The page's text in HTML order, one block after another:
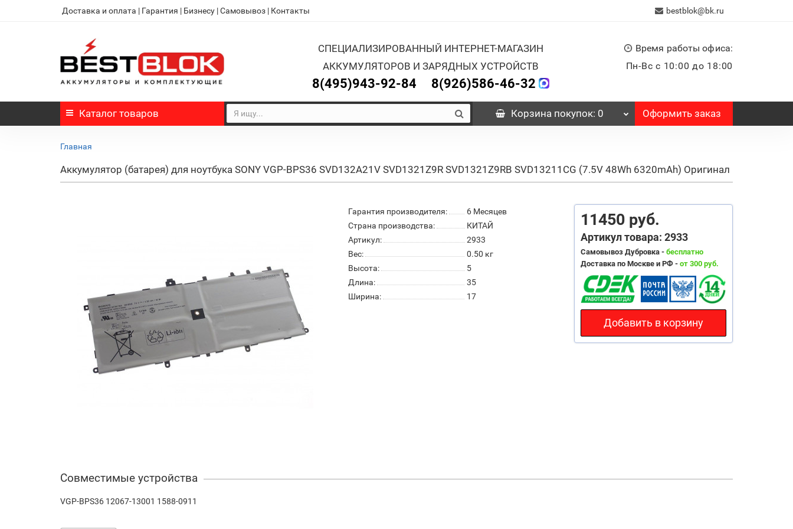
Доставка и оплата | Гарантия | Бизнесу |Самовывоз | Контакты bestblok@bk.ru
СПЕЦИАЛИЗИРОВАННЫЙ ИНТЕРНЕТ-МАГАЗИН
АККУМУЛЯТОРОВ И ЗАРЯДНЫХ УСТРОЙСТВ
8(495)943-92-84 8(926)586-46-32
Время работы офиса:
Пн-Вс с 10:00 до 18:00
Каталог товаров Корзина покупок: 0 Оформить заказ
Главная
Аккумулятор (батарея) для ноутбука SONY VGP-BPS36 SVD132A21V SVD1321Z9R SVD1321Z9RB SVD13211CG (7.5V 48Wh 6320mAh) Оригинал
Гарантия производителя:
6 Месяцев
Страна производства:
КИТАЙ
Артикул:
2933
Вес:
0.50 кг
Высота:
5
Длина:
35
Ширина:
17
11450 руб.
Артикул товара: 2933
Самовывоз Дубровка - бесплатно
Доставка по Москве и РФ - от 300 руб.
Добавить в корзину
Совместимые устройства
VGP-BPS36 12067-13001 1588-0911